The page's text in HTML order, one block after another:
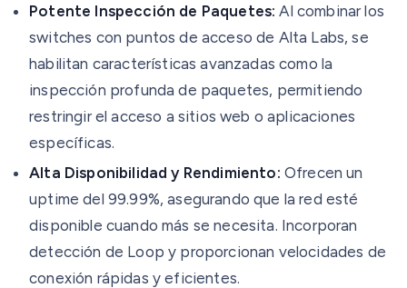
Potente Inspección de Paquetes: Al combinar los
switches con puntos de acceso de Alta Labs, se
habilitan características avanzadas como la
inspección profunda de paquetes, permitiendo
restringir el acceso a sitios web o aplicaciones
específicas.
Alta Disponibilidad y Rendimiento: Ofrecen un
uptime del 99.99%, asegurando que la red esté
disponible cuando más se necesita. Incorporan
detección de Loop y proporcionan velocidades de
conexión rápidas y eficientes.